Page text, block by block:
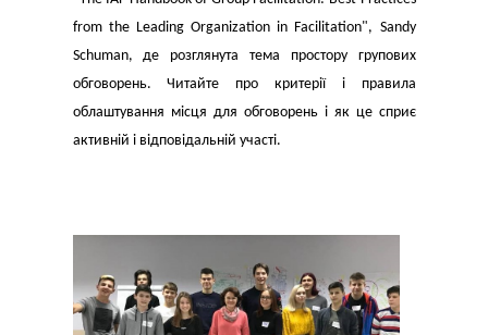
from the Leading Organization in Facilitation", Sandy
Schuman, де розглянута тема простору групових
обговорень. Читайте про критерії і правила
облаштування місця для обговорень і як це сприє
активній і відповідальній участі.